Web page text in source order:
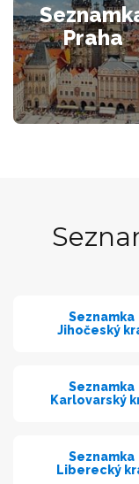
Praha
Seznamka
Jihočeský
Seznamka
Karlovarský
Seznamka
Liberecký